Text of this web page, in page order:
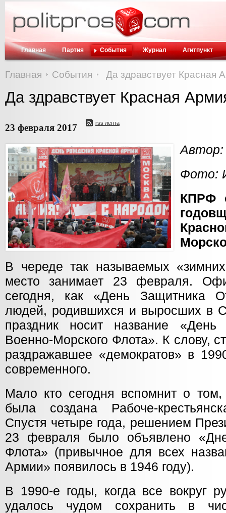
Главная Партия События Журнал Агитпункт
Главная События Да здравствует Красная
Да здравствует Красная
23 февраля 2017 rss лента
Автор:
Фото:
КПРФ
В череде так называемых
место занимает 23 февраля.
сегодня, как «День Защитника
людей, родившихся и выросших в
праздник носит название
Военно-Морского Флота». К слову,
раздражавшее «демократов» в
современного.
Мало кто сегодня вспомнит о
была создана Рабоче-
Спустя четыре года, решением
23 февраля было объявлено
Флота» (привычное для всех
Армии» появилось в 1946 году).
В 1990-е годы, когда все вокруг
удалось чудом сохранить в